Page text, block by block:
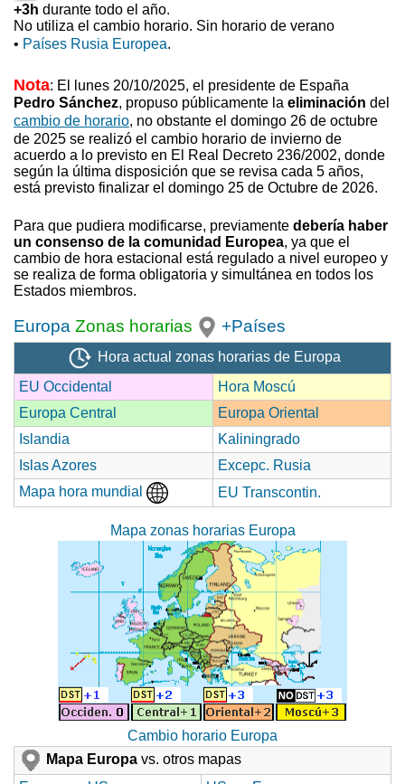
+3h durante todo el año.
No utiliza el cambio horario. Sin horario de verano
• Países Rusia Europea.
Nota: El lunes 20/10/2025, el presidente de España
Pedro Sánchez, propuso públicamente la eliminación del
cambio de horario, no obstante el domingo 26 de octubre
de 2025 se realizó el cambio horario de invierno de
acuerdo a lo previsto en El Real Decreto 236/2002, donde
según la última disposición que se revisa cada 5 años,
está previsto finalizar el domingo 25 de Octubre de 2026.
Para que pudiera modificarse, previamente debería haber
un consenso de la comunidad Europea, ya que el
cambio de hora estacional está regulado a nivel europeo y
se realiza de forma obligatoria y simultánea en todos los
Estados miembros.
Europa Zonas horarias +Países
Hora actual zonas horarias de Europa
EU Occidental
Hora Moscú
Europa Central
Europa Oriental
Islandia
Kaliningrado
Islas Azores
Excepc. Rusia
Mapa hora mundial
EU Transcontin.
Mapa zonas horarias Europa
Cambio horario Europa
Mapa Europa vs. otros mapas